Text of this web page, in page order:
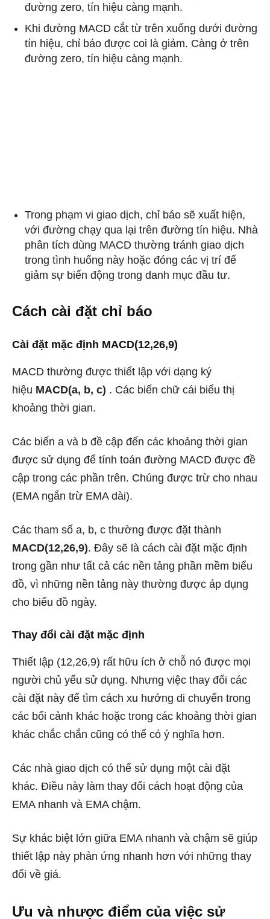
đường zero, tín hiệu càng mạnh.
Khi đường MACD cắt từ trên xuống dưới đường
tín hiệu, chỉ báo được coi là giảm. Càng ở trên
đường zero, tín hiệu càng mạnh.
Trong phạm vi giao dịch, chỉ báo sẽ xuất hiện,
với đường chạy qua lại trên đường tín hiệu. Nhà
phân tích dùng MACD thường tránh giao dịch
trong tình huống này hoặc đóng các vị trí để
giảm sự biến động trong danh mục đầu tư.
Cách cài đặt chỉ báo
Cài đặt mặc định MACD(12,26,9)
MACD thường được thiết lập với dạng ký
hiệu MACD(a, b, c) . Các biến chữ cái biểu thị
khoảng thời gian.
Các biến a và b đề cập đến các khoảng thời gian
được sử dụng để tính toán đường MACD được đề
cập trong các phần trên. Chúng được trừ cho nhau
(EMA ngắn trừ EMA dài).
Các tham số a, b, c thường được đặt thành
MACD(12,26,9). Đây sẽ là cách cài đặt mặc định
trong gần như tất cả các nền tảng phần mềm biểu
đồ, vì những nền tảng này thường được áp dụng
cho biểu đồ ngày.
Thay đổi cài đặt mặc định
Thiết lập (12,26,9) rất hữu ích ở chỗ nó được mọi
người chủ yếu sử dụng. Nhưng việc thay đổi các
cài đặt này để tìm cách xu hướng di chuyển trong
các bối cảnh khác hoặc trong các khoảng thời gian
khác chắc chắn cũng có thể có ý nghĩa hơn.
Các nhà giao dịch có thể sử dụng một cài đặt
khác. Điều này làm thay đổi cách hoạt động của
EMA nhanh và EMA chậm.
Sự khác biệt lớn giữa EMA nhanh và chậm sẽ giúp
thiết lập này phản ứng nhanh hơn với những thay
đổi về giá.
Ưu và nhược điểm của việc sử